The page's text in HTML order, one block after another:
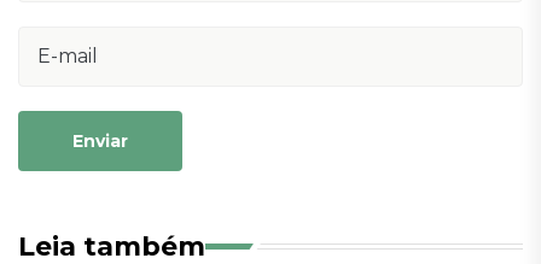
Enviar
Leia também